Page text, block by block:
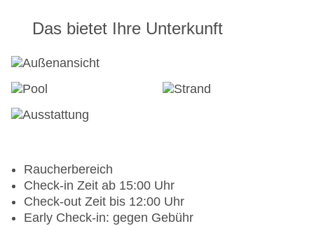
Das bietet Ihre Unterkunft
Raucherbereich
Check-in Zeit ab 15:00 Uhr
Check-out Zeit bis 12:00 Uhr
Early Check-in: gegen Gebühr